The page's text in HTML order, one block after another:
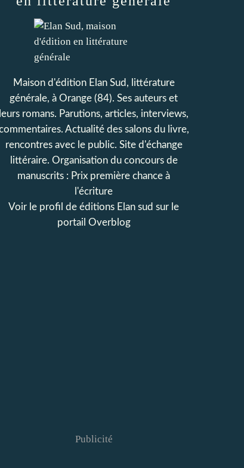
Maison d'édition Elan Sud, littérature
générale, à Orange (84). Ses auteurs et
leurs romans. Parutions, articles, interviews,
Actualité des salons du livre,
rencontres avec le public. Site d'échange
littéraire. Organisation du concours de
manuscrits : Prix première chance à
l'écriture
Voir le profil de éditions Elan sud sur le
portail Overblog
Publicité